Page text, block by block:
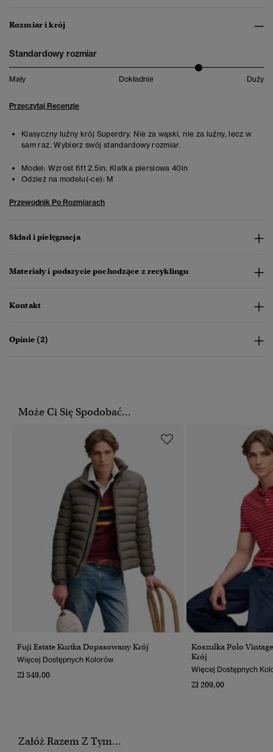
Rozmiar i krój
Standardowy rozmiar
Mały Dokładnie Duży
Przeczytaj Recenzje
Klasyczny luźny krój Superdry. Nie za wąski, nie za luźny, lecz w
sam raz. Wybierz swój standardowy rozmiar.
Model: Wzrost 6ft 2.5in. Klatka piersiowa 40in
Odzież na modelu(-ce): M
Przewodnik Po Rozmiarach
Skład i pielęgnacja
Materiały i podszycie pochodzące z recyklingu
Kontakt
Opinie (2)
Może Ci Się Spodobać...
Fuji Estate Kurtka Dopasowany Krój
Więcej Dostępnych Kolorów
Zł 549,00
Koszulka Polo
Krój
Więcej Dostępnych
Zł 209,00
Załóż Razem Z Tym...